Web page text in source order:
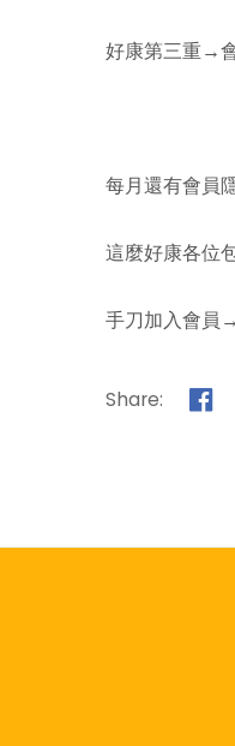
好康第三重→
每月還有會員
這麼好康各位
手刀加入會
Share: